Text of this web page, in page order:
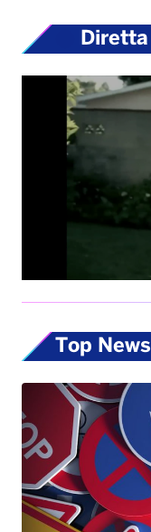
Diretta
Top News